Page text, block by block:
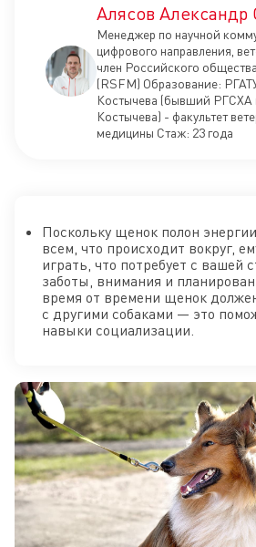
Алясов Александр
Менеджер по научной
цифрового направления,
член Российского
(RSFM) Образование:
Костычева (бывший РГСХА
Костычева) - факультет
медицины Стаж: 23 года
Поскольку щенок полон
всем, что происходит вокруг,
играть, что потребует с вашей
заботы, внимания и
время от времени щенок
с другими собаками — это
навыки социализации.